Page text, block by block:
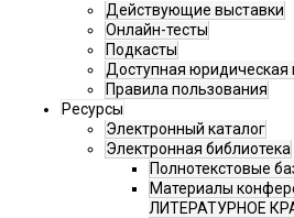
Действующие выставки
Онлайн-тесты
Подкасты
Доступная
Правила пользования
Ресурсы
Электронный каталог
Электронная библиотека
Полнотекстовые
Материалы
ЛИТЕРАТУРНОЕ